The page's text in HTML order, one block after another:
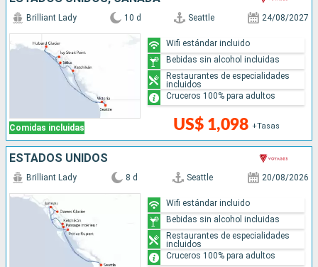
Comidas incluidas
Brilliant Lady 10 d Seattle 24/08/2027
US$ 1,098 +Tasas
Wifi estándar incluido
Bebidas sin alcohol incluidas
Restaurantes de especialidades
incluidos
Cruceros 100% para adultos
ESTADOS UNIDOS
Brilliant Lady 8 d Seattle 20/08/2026
Wifi estándar incluido
Bebidas sin alcohol incluidas
Restaurantes de especialidades
incluidos
Cruceros 100% para adultos